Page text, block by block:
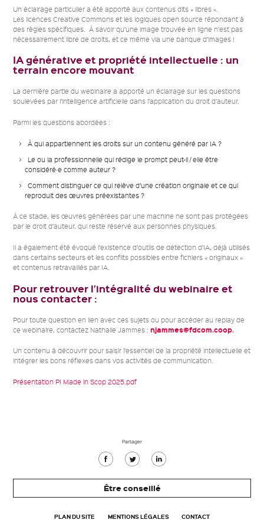
Un éclairage particulier a été apporté aux contenus dits « libres ».
Les licences Creative Commons et les logiques open source répondant à
des règles spécifiques. À savoir qu’une image trouvée en ligne n’est pas
nécessairement libre de droits, et ce même via une banque d’images !
IA générative et propriété intellectuelle : un
terrain encore mouvant
La dernière partie du webinaire a apporté un éclairage sur les questions
soulevées par l’intelligence artificielle dans l’application du droit d’auteur.
Parmi les questions abordées :
À qui appartiennent les droits sur un contenu généré par IA ?
Le ou la professionnelle qui rédige le prompt peut-il / elle être
considéré·e comme auteur ?
Comment distinguer ce qui relève d’une création originale et ce qui
reproduit des œuvres préexistantes ?
À ce stade, les œuvres générées par une machine ne sont pas protégées
par le droit d’auteur, qui reste réservé aux personnes physiques.
Il a également été évoqué l’existence d’outils de détection d’IA, déjà utilisés
dans certains secteurs et les conflits possibles entre fichiers « originaux »
et contenus retravaillés par IA.
Pour retrouver l’intégralité du webinaire et
nous contacter :
Pour toute question en lien avec ces sujets ou pour accéder au replay de
ce webinaire, contactez Nathalie Jammes :njammes@fdcom.coop.
Un contenu à découvrir pour saisir l’essentiel de la propriété intellectuelle et
intégrer les bons réflexes dans vos activités de communication.
Présentation PI Made in Scop 2025.pdf
Partager
Partager
sur
Facebook
Partager
sur
Twitter
sur
Linkedin
Être conseillé
PLAN DU SITE MENTIONS LÉGALES CONTACT